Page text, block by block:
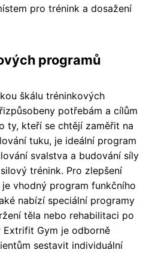
pro trénink a dosažení
programů
škálu tréninkových
potřebám a cílům
ty, kteří se chtějí zaměřit na
tuku, je ideální program
svalstva a budování síly
trénink. Pro zlepšení
vhodný program funkčního
nabízí speciální programy
těla nebo rehabilitaci po
Extrifit Gym je odborně
sestavit individuální